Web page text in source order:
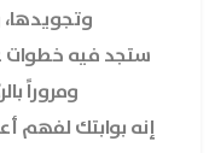
ستجد فيه خطوات
ومروراً
إنه بوابتك لفهم